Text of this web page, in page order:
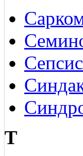
Сепсис
Т